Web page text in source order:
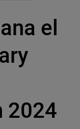
el
2024